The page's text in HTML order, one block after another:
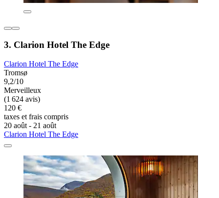
3. Clarion Hotel The Edge
Clarion Hotel The Edge
Tromsø
9,2/10
Merveilleux
(1 624 avis)
120 €
taxes et frais compris
20 août - 21 août
Clarion Hotel The Edge